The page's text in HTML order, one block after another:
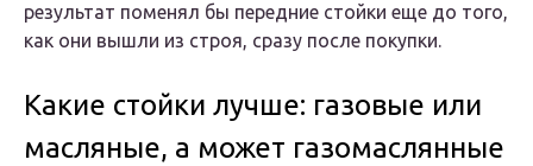
результат поменял бы передние стойки еще до того,
как они вышли из строя, сразу после покупки.
Какие стойки лучше: газовые или
масляные, а может газомаслянные